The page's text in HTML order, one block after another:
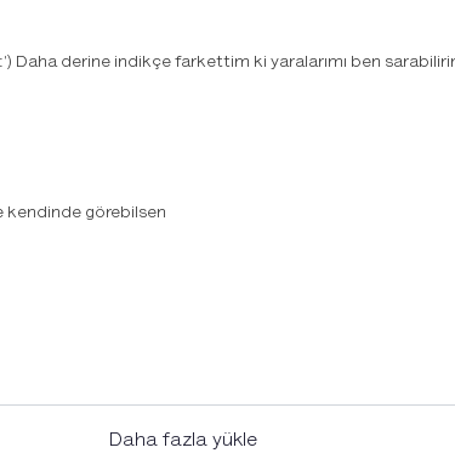
derine indikçe farkettim ki yaralarımı ben
kendinde görebilsen
Daha fazla yükle